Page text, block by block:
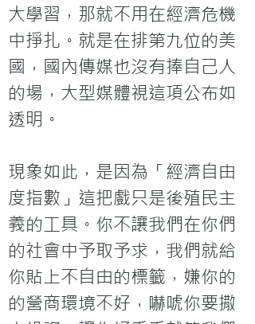
大學習，那就不用在經濟危機
中掙扎。就是在排第九位的美
國，國內傳媒也沒有捧自己人
的場，大型媒體視這項公布如
透明。
現象如此，是因為「經濟自由
度指數」這把戲只是後殖民主
義的工具。你不讓我們在你們
的社會中予取予求，我們就給
你貼上不自由的標籤，嫌你的
的營商環境不好，嚇唬你要撒